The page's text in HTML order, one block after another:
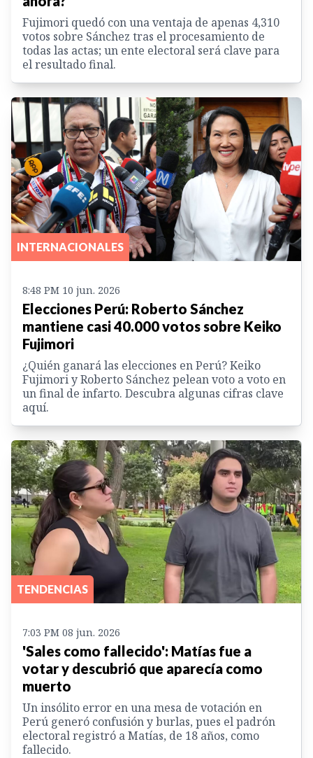
Fujimori quedó con una ventaja de apenas 4,310
votos sobre Sánchez tras el procesamiento de
todas las actas; un ente electoral será clave para
el resultado final.
INTERNACIONALES
8:48 PM 10 jun. 2026
Elecciones Perú: Roberto Sánchez
mantiene casi 40.000 votos sobre Keiko
Fujimori
¿Quién ganará las elecciones en Perú? Keiko
Fujimori y Roberto Sánchez pelean voto a voto en
un final de infarto. Descubra algunas cifras clave
aquí.
TENDENCIAS
7:03 PM 08 jun. 2026
'Sales como fallecido': Matías fue a
votar y descubrió que aparecía como
muerto
Un insólito error en una mesa de votación en
Perú generó confusión y burlas, pues el padrón
electoral registró a Matías, de 18 años, como
fallecido.